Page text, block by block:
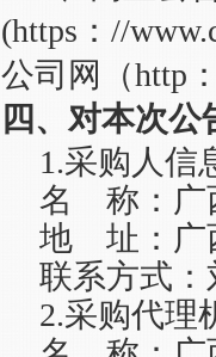
(https：//
公司网（http
四、对本次
1.采购人信
名
称：广
地
址：广
联系方式
2.采购代理